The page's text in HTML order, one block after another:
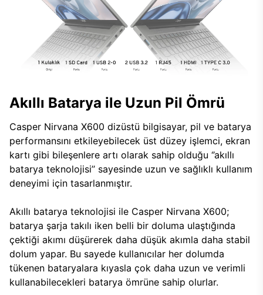
Akıllı Batarya ile Uzun Pil Ömrü
Casper Nirvana X600 dizüstü bilgisayar, pil ve batarya
performansını etkileyebilecek üst düzey işlemci, ekran
kartı gibi bileşenlere artı olarak sahip olduğu ‘’akıllı
batarya teknolojisi’’ sayesinde uzun ve sağlıklı kullanım
deneyimi için tasarlanmıştır.
Akıllı batarya teknolojisi ile Casper Nirvana X600;
batarya şarja takılı iken belli bir doluma ulaştığında
çektiği akımı düşürerek daha düşük akımla daha stabil
dolum yapar. Bu sayede kullanıcılar her dolumda
tükenen bataryalara kıyasla çok daha uzun ve verimli
kullanabilecekleri batarya ömrüne sahip olurlar.